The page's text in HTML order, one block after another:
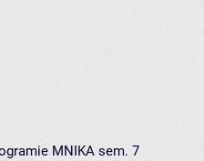
MNIKA sem. 7